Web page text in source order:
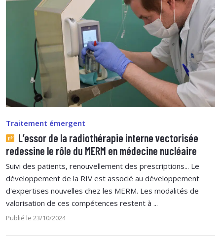
Traitement émergent
L’essor de la radiothérapie interne vectorisée
redessine le rôle du MERM en médecine nucléaire
Suivi des patients, renouvellement des prescriptions... Le
développement de la RIV est associé au développement
d'expertises nouvelles chez les MERM. Les modalités de
valorisation de ces compétences restent à ...
Publié le 23/10/2024